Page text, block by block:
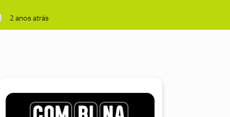
2 anos atrás